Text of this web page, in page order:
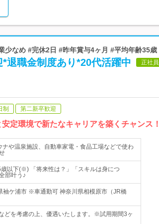
少なめ #完休2日 #昨年賞与4ヶ月 #平均年齢35歳
*退職金制度あり*20代活躍中 正社員
制 第二新卒歓迎
定環境で新たなキャリアを築くチャンス！
や温泉施設、自動車家電・食品工場などで使わ
以下(※) 「将来性は？」「スキルは身につ
部叶う♪
ケ浦市 ※車通勤可 神奈川県相模原市（JR橋
どを考慮の上、優遇いたします。※試用期間3ヶ